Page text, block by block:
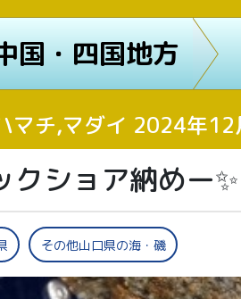
国・四国地方
マチ,マダイ 2024年
クショア納めー✨
その他山口県の海・磯